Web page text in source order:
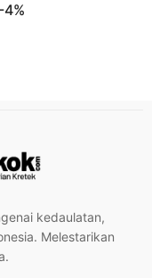
kedaulatan,
Melestarikan